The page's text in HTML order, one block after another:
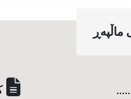
ماڵپه‌ڕ